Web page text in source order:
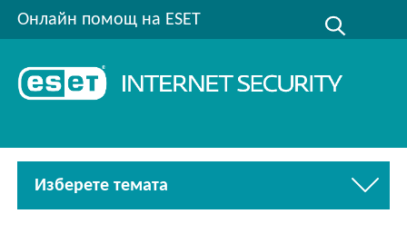
Онлайн помощ на ESET
Изберете темата